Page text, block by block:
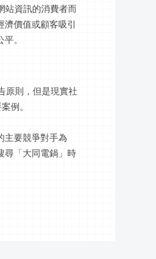
站資訊的消費者而
價值或顧客吸引
。
原則，但是現實社
例。
主要競爭對手為
尋「大同電鍋」時